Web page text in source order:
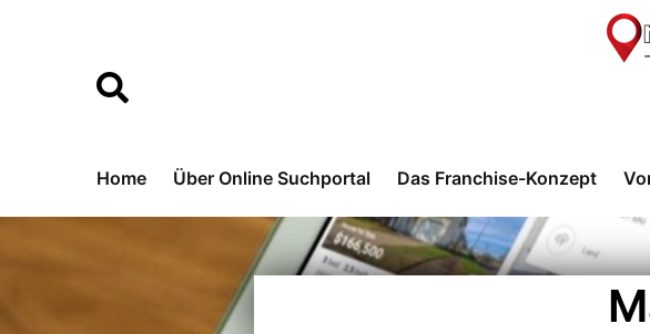
Home Über Online Suchportal Das Franchise-Konzept